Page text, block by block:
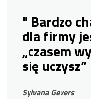
" Bardzo
dla firmy
„czasem
się
Sylvana Gevers